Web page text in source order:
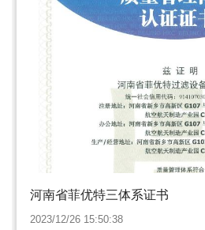
河南省菲优特三体系证书
2023/12/26 15:50:38